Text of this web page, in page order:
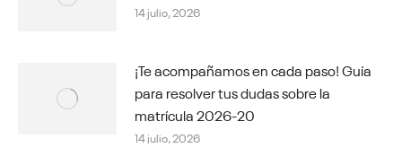
14 julio, 2026
¡Te acompañamos en cada paso! Guía
para resolver tus dudas sobre la
matrícula 2026-20
14 julio, 2026